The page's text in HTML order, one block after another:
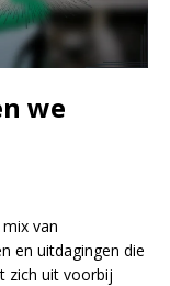
we
van
en uitdagingen die
zich uit voorbij